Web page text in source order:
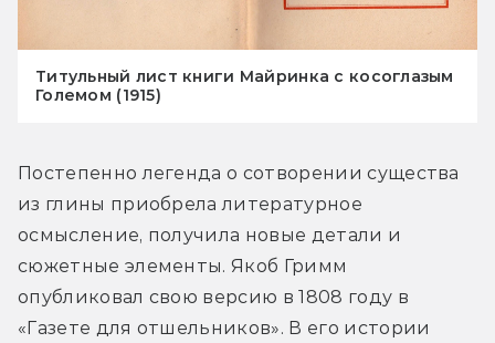
Титульный лист книги Майринка с косоглазым
Големом (1915)
Постепенно легенда о сотворении существа
из глины приобрела литературное
осмысление, получила новые детали и
сюжетные элементы. Якоб Гримм
опубликовал свою версию в 1808 году в
«Газете для отшельников». В его истории